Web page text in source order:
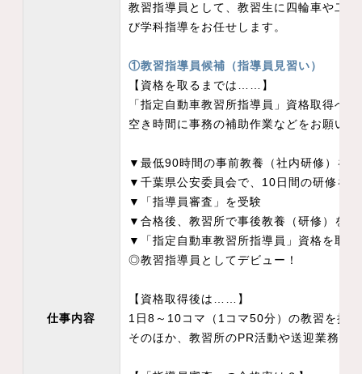
仕事内容
教習指導員として、教習生に四輪車や二
び学科指導をお任せします。
①教習指導員候補（指導員見習い）
【資格を取るまでは……】
「指定自動車教習所指導員」資格取得へ
空き時間に事務の補助作業などをお願い
▼最低90時間の事前教養（社内研修）を
▼千葉県公安委員会で、10日間の研修を
▼「指導員審査」を受験
▼合格後、教習所で事後教養（研修）を
▼「指定自動車教習所指導員」資格を取
◎教習指導員としてデビュー！
【資格取得後は……】
1日8～10コマ（1コマ50分）の教習を担
そのほか、教習所のPR活動や送迎業務な